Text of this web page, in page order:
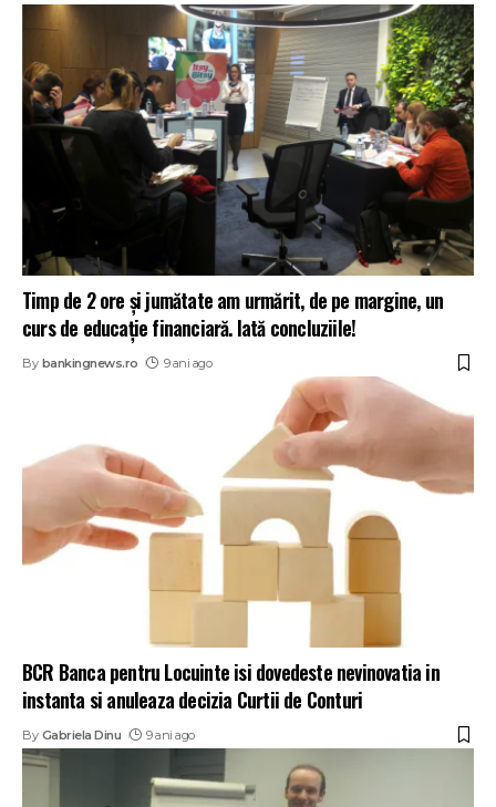
Timp de 2 ore și jumătate am urmărit, de pe margine, un
curs de educație financiară. Iată concluziile!
By bankingnews.ro 9 ani ago
BCR Banca pentru Locuinte isi dovedeste nevinovatia in
instanta si anuleaza decizia Curtii de Conturi
By Gabriela Dinu 9 ani ago